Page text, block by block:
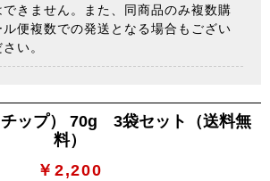
きません。また、同商品のみ複数購
便複数での発送となる場合もござい
い。
ップ） 70g 3袋セット（送料無
料）
￥2,200